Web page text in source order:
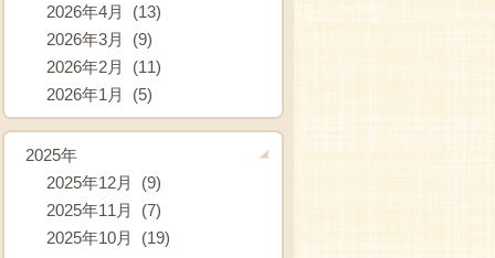
2026年4月 (13)
2026年3月 (9)
2026年2月 (11)
2026年1月 (5)
2025年
2025年12月 (9)
2025年11月 (7)
2025年10月 (19)